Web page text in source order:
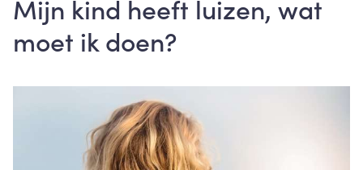
Mijn kind heeft luizen, wat
moet ik doen?